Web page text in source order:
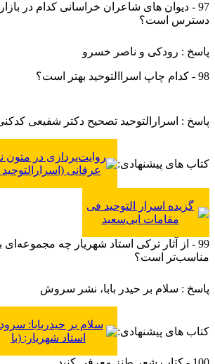
97 - دیوان های شاعران خراسانی کدام در
دسترس است؟
پاسخ : رودکی و ناصر خسرو
98 - کدام چاپ اسراالتوحید بهتر است؟
پاسخ : اسرارالتوحید تصحیح دکتر شفیعی
کتاب های پیشنهادی:
روایت‌پردازی در متون
عرفانی
گزیده اسرار التوحید فی
مقامات ابی‌سعید
99 - از آثار ترکی استاد شهریار چه مجموعه‌ای
مناسب‌تر است؟
پاسخ : سلام بر حیدر بابا، نشر سروش
کتاب های پیشنهادی:
سلام بر حیدربابا:
استاد شهریار: (با